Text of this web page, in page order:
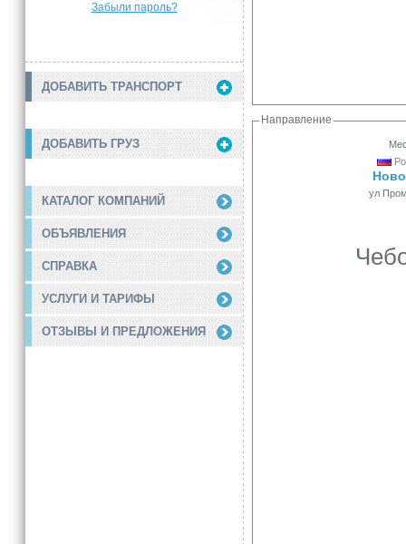
Забыли пароль?
ДОБАВИТЬ ТРАНСПОРТ
ДОБАВИТЬ ГРУЗ
КАТАЛОГ КОМПАНИЙ
ОБЪЯВЛЕНИЯ
СПРАВКА
УСЛУГИ И ТАРИФЫ
ОТЗЫВЫ И ПРЕДЛОЖЕНИЯ
Направление
ул